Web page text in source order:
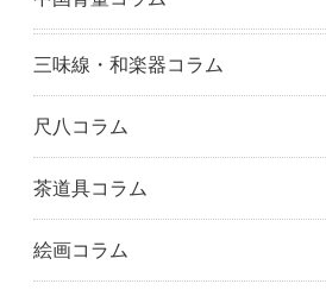
葛飾区
江東区
目黒区
練馬区
西東京市
世田谷区
新宿区
杉並区
北区
藤沢市
鎌倉市
相模原市
筑紫野市
福岡市
三味線・和楽器コラム
尺八コラム
茶道具コラム
絵画コラム